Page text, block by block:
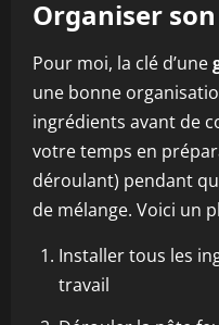
Organiser
Pour moi, la clé d’une
une bonne
ingrédients avant de
votre temps en
déroulant) pendant
de mélange. Voici un
Installer tous les
travail